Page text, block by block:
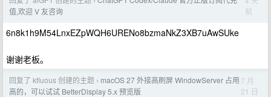
值,欢迎 V 友咨询
前
6n8k1h9M54LnxEZpWQH6URENo8bzmaNkZ3XB7uAwSUke
谢谢老板。
回复了 kfluous 创建的主题 › macOS 27 外接高刷屏 WindowServer 占用
高的，可以试试 BetterDisplay 5.x 预览版
7 月
21 日